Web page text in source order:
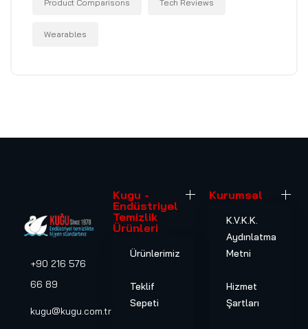
Product Comparisons Tech Reviews
Wearables
+90 216 576
66 89
kugu@kugu.com.tr
Kugu -
Endüstriyel
Temizlik
Ürünleri
Ürünlerimiz
Teklif
Sepeti
Kurumsal
K.V.K.K.
Aydınlatma
Metni
Hizmet
Şartları